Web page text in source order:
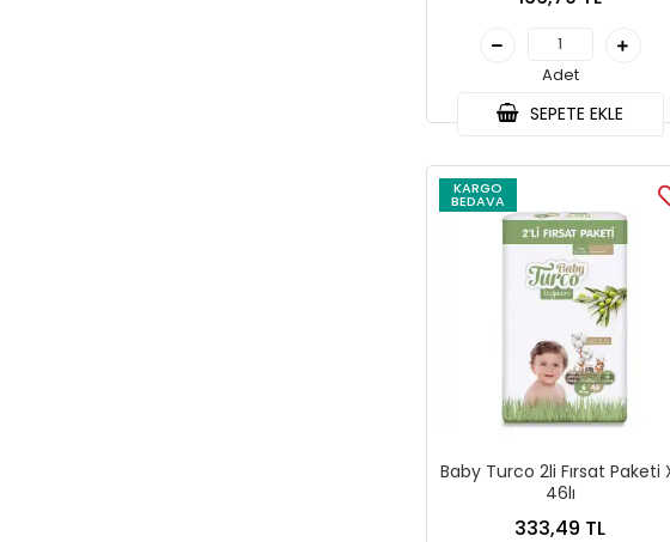
Adet
SEPETE EKLE
KARGO
BEDAVA
Baby Turco 2li Fırsat Paketi
46lı
333,49 TL